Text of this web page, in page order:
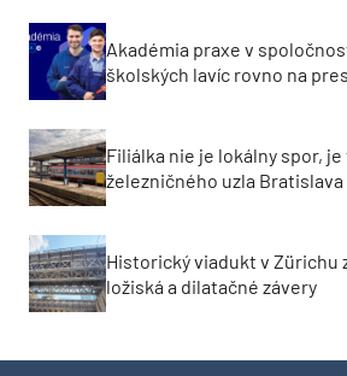
Akadémia praxe v
školských lavíc rovno na
Filiálka nie je lokálny spor,
železničného uzla Bratislava
Historický viadukt v Zürichu
ložiská a dilatačné závery